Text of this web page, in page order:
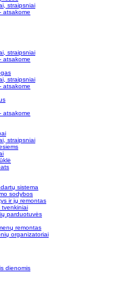
straipsniai
atsakome
straipsniai
atsakome
straipsniai
atsakome
atsakome
straipsniai
sistema
sodybos
ir jų remontas
tvenkiniai
parduotuvės
remontas
organizatoriai
dienomis